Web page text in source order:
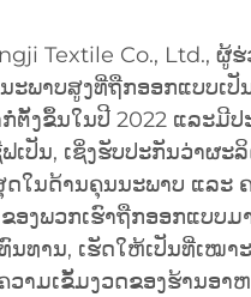
Textile Co., Ltd., ຜູ້
ະພາບສູງທີ່ຖືກອອກແບບເປັ
ຕັ້ງຂຶ້ນໃນປີ 2022 ແລະມີ
ເປັນ, ເຊິ່ງຮັບປະກັນວ່າຜະ
ໃນດ້ານຄຸນນະພາບ ແລະ
ອງພວກເຮົາຖືກອອກແບບ
ທານ, ເຮັດໃຫ້ເປັນທີ່ເໝາ
າມເຂັ້ມງວດຂອງຮ້ານອາ